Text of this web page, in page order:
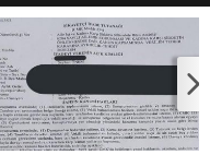
MI GELİYOR?